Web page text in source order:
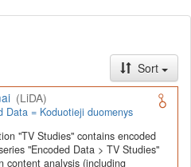
prie daugiau nei 600 duomenų ir
tyrimų ištekliai yra dokumentuoti
standartus. LiDA
Duomenų analizės
( data.ktu.edu
2029 m. vykdomas perkėlimo iš
LiDA kuruoja įvairių tipų
Sort
(LiDA)
Data = Koduotieji duomenys
"TV Studies" contains encoded
"Encoded Data > TV Studies"
content analysis (including